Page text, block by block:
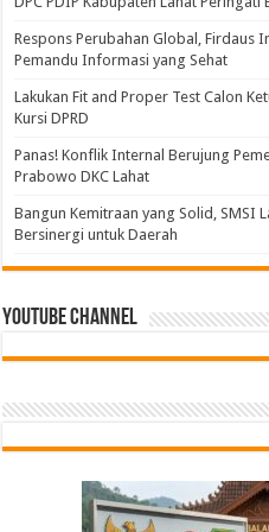
Respons Perubahan Global, Firdaus
Pemandu Informasi yang Sehat
Lakukan Fit and Proper Test Calon
Kursi DPRD
Panas! Konflik Internal Berujung
Prabowo DKC Lahat
Bangun Kemitraan yang Solid, SMSI
Bersinergi untuk Daerah
Youtube Channel